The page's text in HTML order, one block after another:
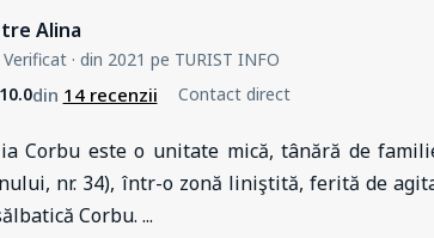
Alina
Verificat· din 2021 pe TURIST INFO
10.0din 14 recenzii Contact direct
Corbu este o unitate mică, tânără de
nr. 34), într-o zonă liniştită, ferită de
Corbu. ...